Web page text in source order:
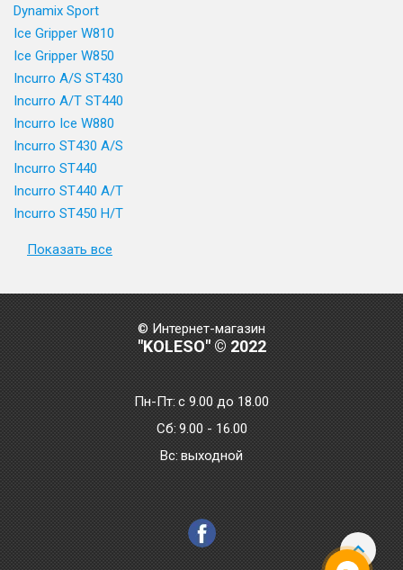
Dynamix Sport
Ice Gripper W810
Ice Gripper W850
Incurro A/S ST430
Incurro A/T ST440
Incurro Ice W880
Incurro ST430 A/S
Incurro ST440
Incurro ST440 A/T
Incurro ST450 H/T
Показать все
© Интернет-магазин
"KOLESO" © 2022
Пн-Пт:с 9.00 до 18.00
Сб: 9.00 - 16.00
Bc: выходной